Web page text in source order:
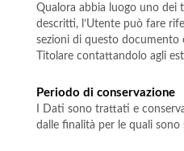
Qualora abbia luogo uno dei
descritti, l’Utente può fare
sezioni di questo documento
Titolare contattandolo agli
Periodo di conservazione
I Dati sono trattati e
dalle finalità per le quali